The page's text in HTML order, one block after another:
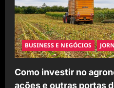
BUSINESS E NEGÓCIOS
Como investir no
ações e outras portas